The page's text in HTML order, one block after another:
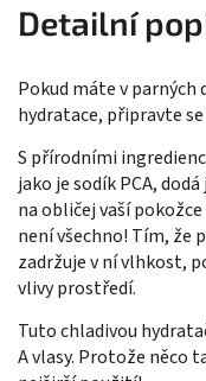
Detailní
Pokud máte v parných
hydratace, připravte
S přírodními
jako je sodík PCA,
na obličej vaší
není všechno! Tím, že
zadržuje v ní vlhkost,
vlivy prostředí.
Tuto chladivou
A vlasy. Protože něco